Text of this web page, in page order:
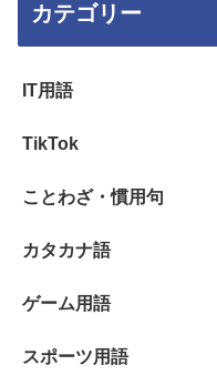
カテゴリー
IT用語
TikTok
ことわざ・慣用句
カタカナ語
ゲーム用語
スポーツ用語